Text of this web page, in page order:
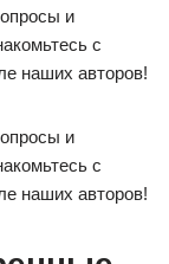
и
с
наших авторов!
и
с
наших авторов!